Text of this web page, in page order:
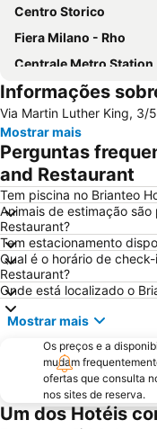
Centro Storico
Fiera Milano - Rho
Centrale Metro Station
Navigli
Stazione di Bergamo
Stazione Porta Garibaldi
Autodromo Nazionale
San Siro Stadio Metro
Porta Romana
Porta Venezia
Porto Como
Lampugnano
Funicolare di Città Alta
Garibaldi Metro Station
Teatro dal Verme
Via Montenapoleone
Informações
Via Martin Luther King, 3/
Mostrar mais
Perguntas
and Restaurant
Tem piscina no Brianteo
Animais de estimação
Restaurant?
Tem estacionamento
Qual é o horário de
Restaurant?
Onde está localizado o
Mostrar mais
Os preços e a
mudam
ofertas que consulta
nos sites de reserva.
Um dos Hotéis